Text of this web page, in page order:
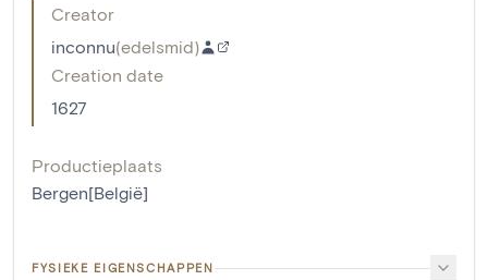
Creator
inconnu(edelsmid)
Creation date
1627
Productieplaats
Bergen[België]
FYSIEKE EIGENSCHAPPEN